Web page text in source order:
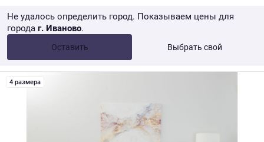
Не удалось определить город. Показываем цены для
города г. Иваново.
Оставить Выбрать свой
от 10 000 ₽ Розница → WB
4 размера